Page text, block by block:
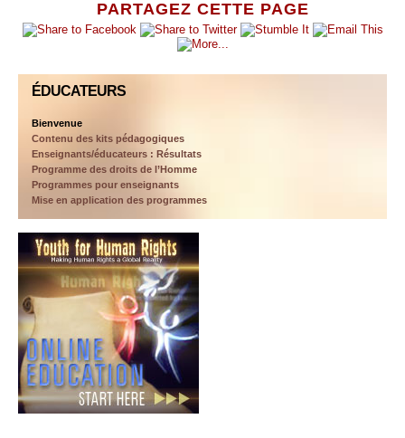
PARTAGEZ CETTE PAGE
ÉDUCATEURS
Bienvenue
Contenu des kits pédagogiques
Enseignants/éducateurs : Résultats
Programme des droits de l’Homme
Programmes pour enseignants
Mise en application des programmes